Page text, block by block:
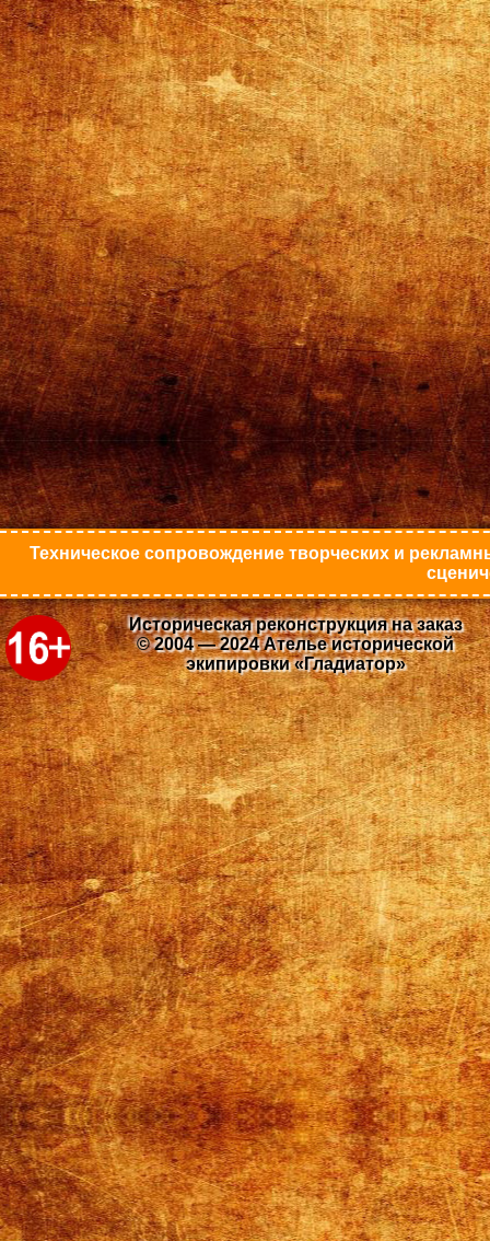
Техническое сопровождение творческих и
Историческая реконструкция на заказ
© 2004 — 2024 Ателье исторической
экипировки «Гладиатор»